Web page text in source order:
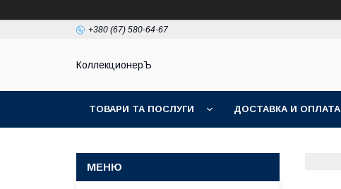
+380 (67) 580-64-67
КоллекционерЪ
ТОВАРИ ТА ПОСЛУГИ ДОСТАВКА И ОПЛАТА